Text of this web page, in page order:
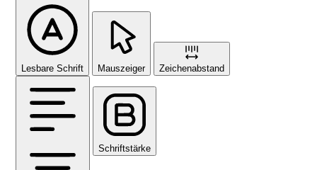
Lesbare Schrift Mauszeiger Zeichenabstand
Schriftstärke